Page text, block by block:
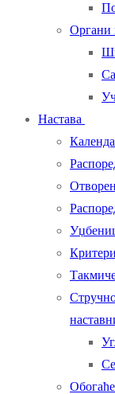
Органи
Настава